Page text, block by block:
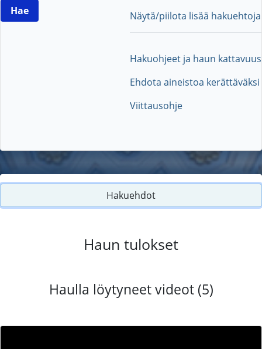
Näytä/piilota lisää hakuehtoja
Hakuohjeet ja haun kattavuus
Ehdota aineistoa kerättäväksi
Viittausohje
Hakuehdot
Haun tulokset
Haulla löytyneet videot (5)